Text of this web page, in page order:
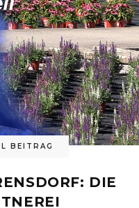
BEITRAG
DIE